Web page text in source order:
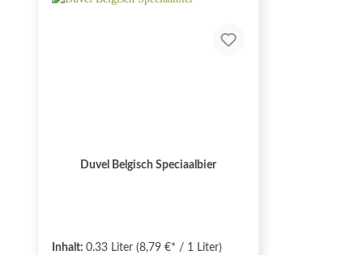
Duvel Belgisch Speciaalbier
Inhalt: 0.33 Liter (8,79 €* / 1 Liter)